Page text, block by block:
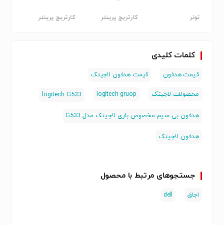
تونر
کارتریج
کارتریج پرینتر کارتریج پرینتر
کلمات کلیدی
قیمت هدفون قیمت هدفون لاجیتک
محصولات لاجیتک logitech gruop
logitech G533
هدفون بی سیم مخصوص بازی لاجیتک مدل G533
هدفون لاجیتک
جستجوهای مرتبط با محصول
اجاق dell